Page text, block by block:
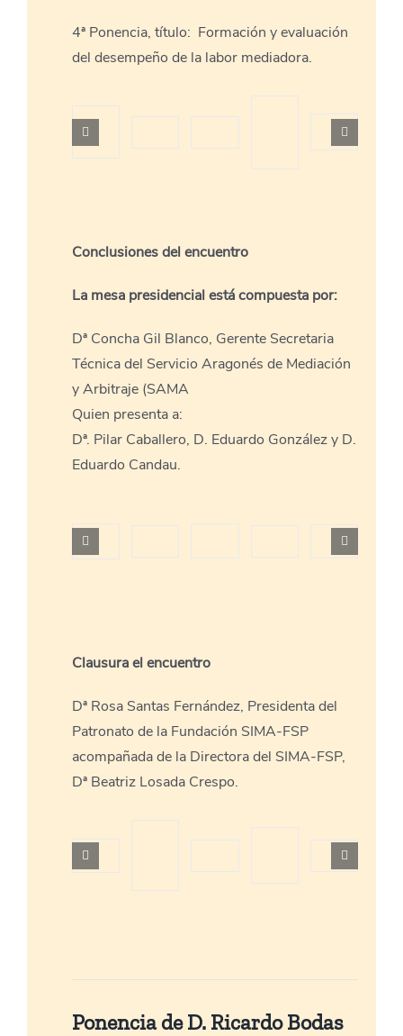
4ª Ponencia, título: Formación y evaluación
del desempeño de la labor mediadora.
Conclusiones del encuentro
La mesa presidencial está compuesta por:
Dª Concha Gil Blanco, Gerente Secretaria
Técnica del Servicio Aragonés de Mediación
y Arbitraje (SAMA
Quien presenta a:
Dª. Pilar Caballero, D. Eduardo González y D.
Eduardo Candau.
Clausura el encuentro
Dª Rosa Santas Fernández, Presidenta del
Patronato de la Fundación SIMA-FSP
acompañada de la Directora del SIMA-FSP,
Dª Beatriz Losada Crespo.
Ponencia de D. Ricardo Bodas